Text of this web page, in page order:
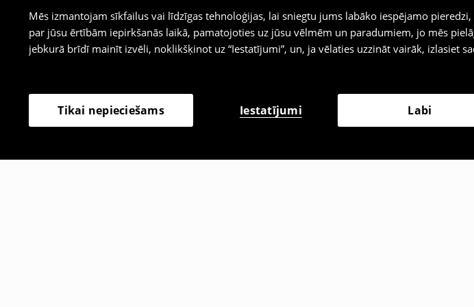
Mēs izmantojam sīkfailus vai līdzīgas tehnoloģijas, lai sniegtu jums labāko iespējamo
par jūsu ērtībām iepirkšanās laikā, pamatojoties uz jūsu vēlmēm un paradumiem, jo mēs
jebkurā brīdī mainīt izvēli, noklikšķinot uz “Iestatījumi”, un, ja vēlaties uzzināt vairāk, izlasiet
Tikai nepieciešams Iestatījumi Labi